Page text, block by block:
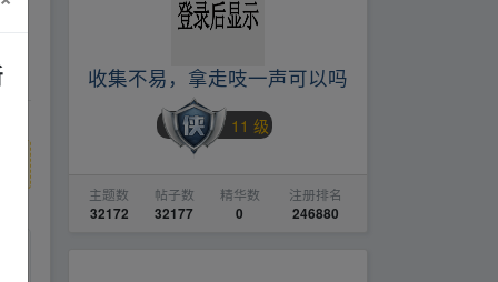
收集不易，拿走吱一声可以吗
11 级
主题数
32172
帖子数
32177
精华数
0
注册排名
246880